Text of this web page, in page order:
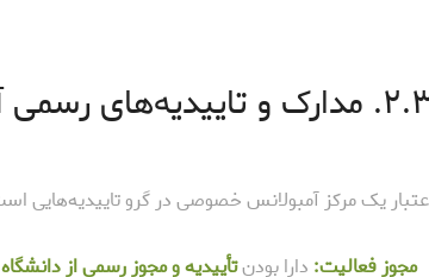
رسمی آمبولانس خصوصی قائمیه
یک مرکز آمبولانس خصوصی در گرو تاییدیه‌هایی
مجوز فعالیت: دارا بودنتأییدیه و مجوز رسمی از